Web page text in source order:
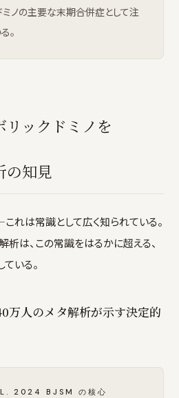
ミノの主要な末期合併症として注
。
ックドミノを
知見
れは常識として広く知られている。
析は、この常識をはるかに超える、
いる。
人のメタ解析が示す決定的
2024 BJSM の核心